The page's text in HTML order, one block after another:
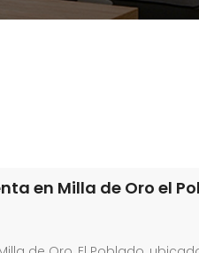
en Milla de Oro el